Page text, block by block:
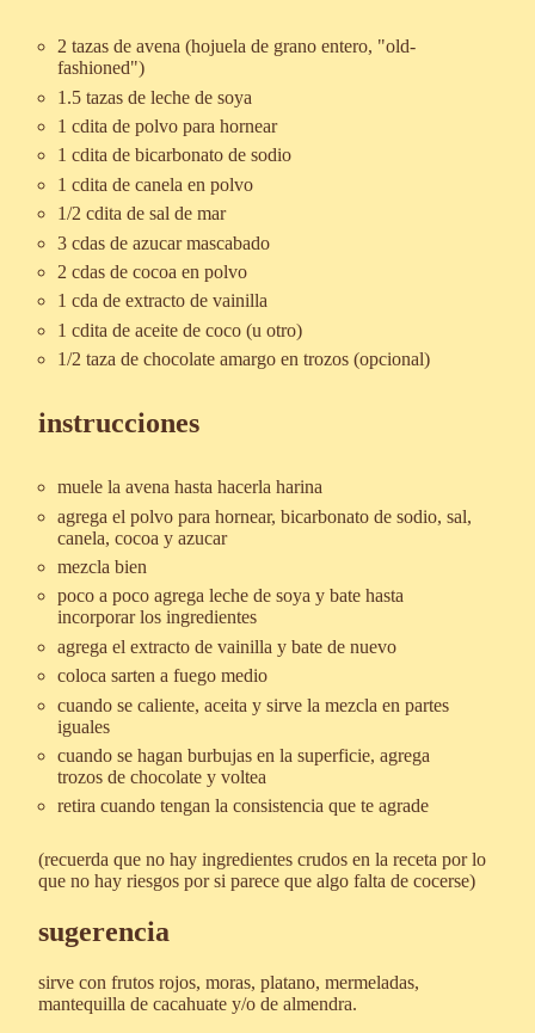
2 tazas de avena (hojuela de grano entero, "old-
fashioned")
1.5 tazas de leche de soya
1 cdita de polvo para hornear
1 cdita de bicarbonato de sodio
1 cdita de canela en polvo
1/2 cdita de sal de mar
3 cdas de azucar mascabado
2 cdas de cocoa en polvo
1 cda de extracto de vainilla
1 cdita de aceite de coco (u otro)
1/2 taza de chocolate amargo en trozos (opcional)
instrucciones
muele la avena hasta hacerla harina
agrega el polvo para hornear, bicarbonato de sodio, sal,
canela, cocoa y azucar
mezcla bien
poco a poco agrega leche de soya y bate hasta
incorporar los ingredientes
agrega el extracto de vainilla y bate de nuevo
coloca sarten a fuego medio
cuando se caliente, aceita y sirve la mezcla en partes
iguales
cuando se hagan burbujas en la superficie, agrega
trozos de chocolate y voltea
retira cuando tengan la consistencia que te agrade
(recuerda que no hay ingredientes crudos en la receta por lo
que no hay riesgos por si parece que algo falta de cocerse)
sugerencia
sirve con frutos rojos, moras, platano, mermeladas,
mantequilla de cacahuate y/o de almendra.